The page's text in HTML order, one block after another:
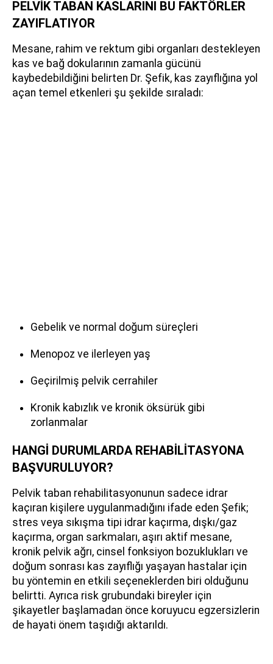
PELVİK TABAN KASLARINI BU FAKTÖRLER
ZAYIFLATIYOR
Mesane, rahim ve rektum gibi organları destekleyen
kas ve bağ dokularının zamanla gücünü
kaybedebildiğini belirten Dr. Şefik, kas zayıflığına yol
açan temel etkenleri şu şekilde sıraladı:
Gebelik ve normal doğum süreçleri
Menopoz ve ilerleyen yaş
Geçirilmiş pelvik cerrahiler
Kronik kabızlık ve kronik öksürük gibi
zorlanmalar
HANGİ DURUMLARDA REHABİLİTASYONA
BAŞVURULUYOR?
Pelvik taban rehabilitasyonunun sadece idrar
kaçıran kişilere uygulanmadığını ifade eden Şefik;
stres veya sıkışma tipi idrar kaçırma, dışkı/gaz
kaçırma, organ sarkmaları, aşırı aktif mesane,
kronik pelvik ağrı, cinsel fonksiyon bozuklukları ve
doğum sonrası kas zayıflığı yaşayan hastalar için
bu yöntemin en etkili seçeneklerden biri olduğunu
belirtti. Ayrıca risk grubundaki bireyler için
şikayetler başlamadan önce koruyucu egzersizlerin
de hayati önem taşıdığı aktarıldı.